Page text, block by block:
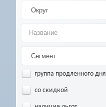
группа продленного дня
со скидкой